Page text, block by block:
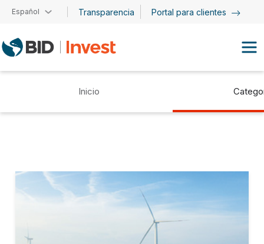
Pasar al contenido principal
Español Transparencia Portal para clientes
Inicio